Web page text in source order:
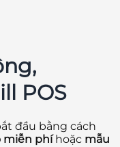
POS
đầu bằng cách
miễn phíhoặc mẫu